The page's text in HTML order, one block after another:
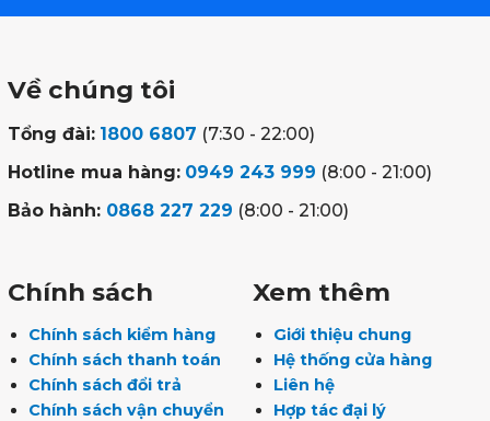
Về chúng tôi
Tổng đài: 1800 6807 (7:30 - 22:00)
Hotline mua hàng: 0949 243 999 (8:00 - 21:00)
Bảo hành: 0868 227 229 (8:00 - 21:00)
Chính sách
Chính sách kiểm hàng
Chính sách thanh toán
Chính sách đổi trả
Chính sách vận chuyển
Xem thêm
Giới thiệu chung
Hệ thống cửa hàng
Liên hệ
Hợp tác đại lý